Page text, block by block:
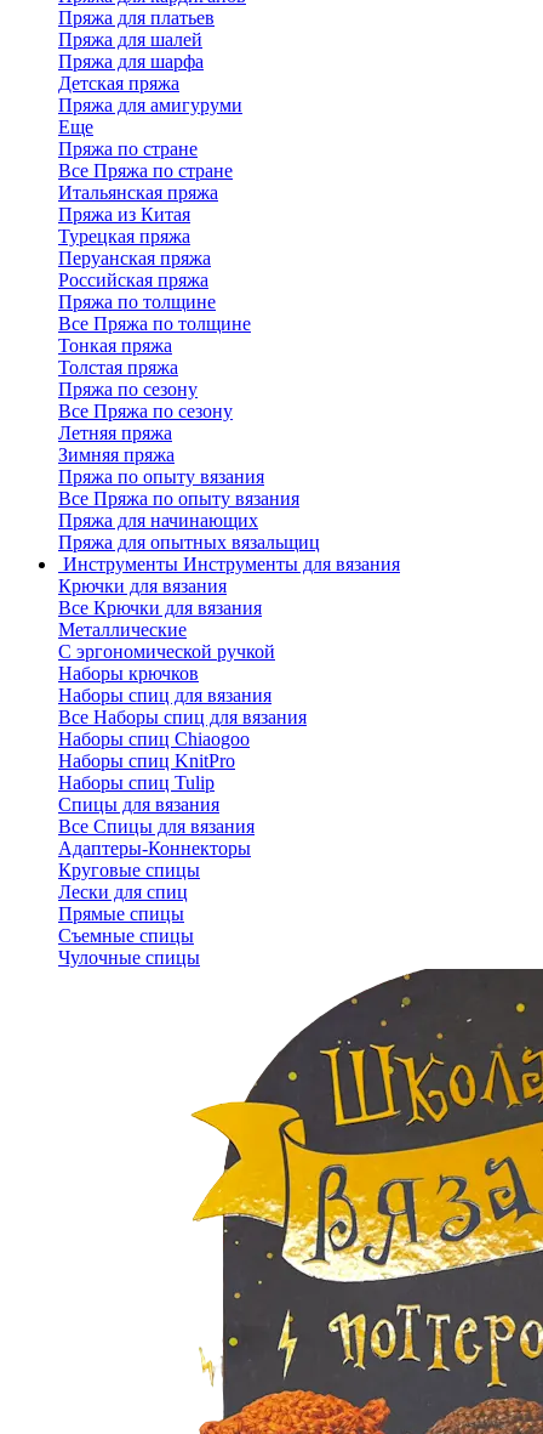
Пряжа для платьев
Пряжа для шалей
Пряжа для шарфа
Детская пряжа
Пряжа для амигуруми
Еще
Пряжа по стране
Все Пряжа по стране
Итальянская пряжа
Пряжа из Китая
Турецкая пряжа
Перуанская пряжа
Российская пряжа
Пряжа по толщине
Все Пряжа по толщине
Тонкая пряжа
Толстая пряжа
Пряжа по сезону
Все Пряжа по сезону
Летняя пряжа
Зимняя пряжа
Пряжа по опыту вязания
Все Пряжа по опыту вязания
Пряжа для начинающих
Пряжа для опытных вязальщиц
Инструменты Инструменты для вязания
Крючки для вязания
Все Крючки для вязания
Металлические
С эргономической ручкой
Наборы крючков
Наборы спиц для вязания
Все Наборы спиц для вязания
Наборы спиц Chiaogoo
Наборы спиц KnitPro
Наборы спиц Tulip
Спицы для вязания
Все Спицы для вязания
Адаптеры-Коннекторы
Круговые спицы
Лески для спиц
Прямые спицы
Съемные спицы
Чулочные спицы